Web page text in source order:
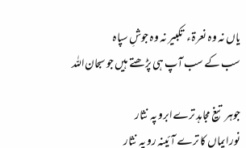
یاں نہ وہ نعرۃء تکبیر نہ وہ جوشِ سپاہ
سب کے سب آپ ہی پڑھتے ہیں جو سبحان اللہ
جوہر تیغ مجاہد ترے ابرو پہ نثار
نور ایماں کا ترے آئینہ رو پہ نثار